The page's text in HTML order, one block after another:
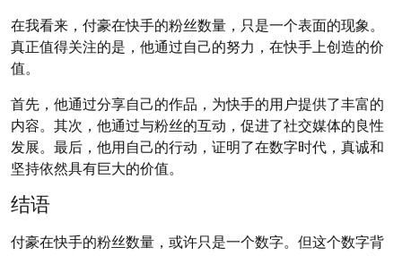
在我看来，付豪在快手的粉丝数量，只是一个表面的现象。
真正值得关注的是，他通过自己的努力，在快手上创造的价
值。
首先，他通过分享自己的作品，为快手的用户提供了丰富的
内容。其次，他通过与粉丝的互动，促进了社交媒体的良性
发展。最后，他用自己的行动，证明了在数字时代，真诚和
坚持依然具有巨大的价值。
结语
付豪在快手的粉丝数量，或许只是一个数字。但这个数字背